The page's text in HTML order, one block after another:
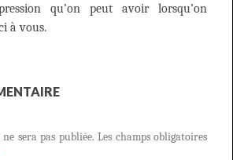
qu’on peut avoir lorsqu’on
à vous.
sera pas publiée. Les champs obligatoires